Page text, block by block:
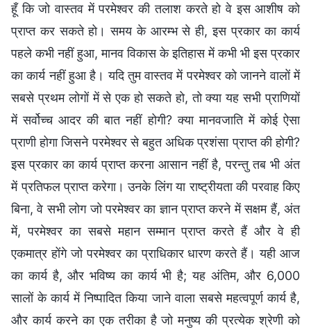
हूँ कि जो वास्तव में परमेश्वर की तलाश करते हो वे इस आशीष को
प्राप्त कर सकते हो। समय के आरम्भ से ही, इस प्रकार का कार्य
पहले कभी नहीं हुआ, मानव विकास के इतिहास में कभी भी इस प्रकार
का कार्य नहीं हुआ है। यदि तुम वास्तव में परमेश्वर को जानने वालों में
सबसे प्रथम लोगों में से एक हो सकते हो, तो क्या यह सभी प्राणियों
में सर्वोच्च आदर की बात नहीं होगी? क्या मानवजाति में कोई ऐसा
प्राणी होगा जिसने परमेश्वर से बहुत अधिक प्रशंसा प्राप्त की होगी?
इस प्रकार का कार्य प्राप्त करना आसान नहीं है, परन्तु तब भी अंत
में प्रतिफल प्राप्त करेगा। उनके लिंग या राष्ट्रीयता की परवाह किए
बिना, वे सभी लोग जो परमेश्वर का ज्ञान प्राप्त करने में सक्षम हैं, अंत
में, परमेश्वर का सबसे महान सम्मान प्राप्त करते हैं और वे ही
एकमात्र होंगे जो परमेश्वर का प्राधिकार धारण करते हैं। यही आज
का कार्य है, और भविष्य का कार्य भी है; यह अंतिम, और 6,000
सालों के कार्य में निष्पादित किया जाने वाला सबसे महत्वपूर्ण कार्य है,
और कार्य करने का एक तरीका है जो मनुष्य की प्रत्येक श्रेणी को